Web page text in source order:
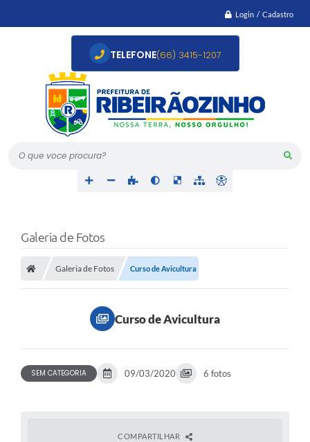
Login / Cadastro
O que voce procura?
TELEFONE(66) 3415-1207
Galeria de Fotos
Galeria de Fotos Curso de Avicultura
Curso de Avicultura
SEM CATEGORIA 09/03/2020 6 fotos
COMPARTILHAR